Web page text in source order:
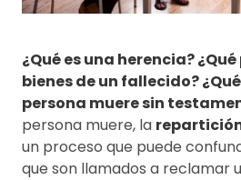
¿Qué es una herencia?
bienes de un fallecido?
persona muere sin
persona muere, la
un proceso que puede
que son llamados a reclamar